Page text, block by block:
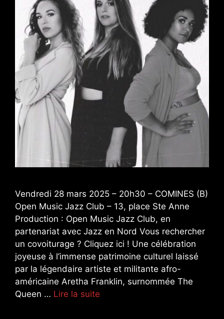
Vendredi 28 mars 2025 – 20h30 – COMINES (B)
Open Music Jazz Club – 13, place Ste Anne
Production : Open Music Jazz Club, en
partenariat avec Jazz en Nord Vous rechercher
un covoiturage ? Cliquez ici ! Une célébration
joyeuse à l’immense patrimoine culturel laissé
par la légendaire artiste et militante afro-
américaine Aretha Franklin, surnommée The
Queen … Lire la suite